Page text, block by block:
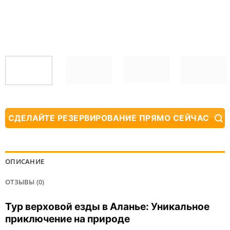
СДЕЛАЙТЕ РЕЗЕРВИРОВАНИЕ ПРЯМО СЕЙЧАС
ОПИСАНИЕ
ОТЗЫВЫ (0)
Тур верховой езды в Аланье: Уникальное
приключение на природе